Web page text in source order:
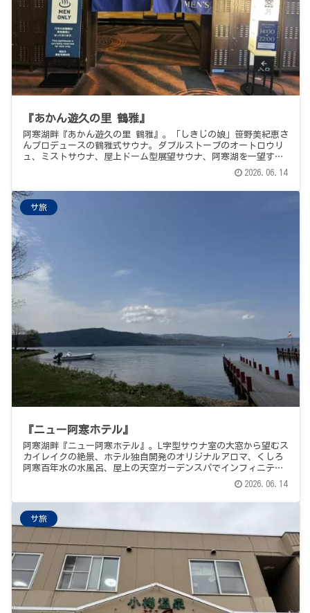
『あかん遊久の里 鶴雅』
阿寒湖畔『あかん遊久の里 鶴雅』。「しきじの娘」笹野美紀恵さ
んプロデュースの鶴雅式サウナ。ダブルストーブのオートロウリ
ュ、ミストサウナ、屋上ドーム型展望サウナ、阿寒湖を一望する
絶景。締めは釧路空港近く「ぶた福」の豚丼。阿寒湖畔２大ホテ
2026.06.14
サ旅
『ニュー阿寒ホテル』
阿寒湖畔『ニュー阿寒ホテル』。L字型サウナ室の大窓から望むス
カイレイクの絶景、ホテル独自開発のオリジナルアロマ、くしろ
阿寒百年水の水風呂、屋上の天空ガーデンスパでインフィニティ
外気浴。釧路空港からレンタカーで、阿寒湖畔２大ホテルサウナ
2026.06.14
サ旅